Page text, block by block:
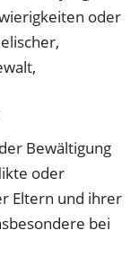
oder
Bewältigung
oder
Eltern und ihrer
bei